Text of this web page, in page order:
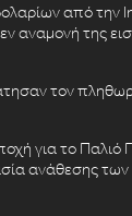
από την
αναμονή της
τον
για το Παλιό
ανάθεσης